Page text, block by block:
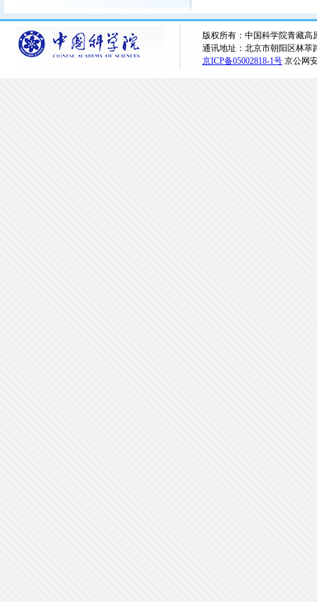
版权所有：中国科学院青藏高
通讯地址：北京市朝阳区林萃
京ICP备05002818-1号 京公网